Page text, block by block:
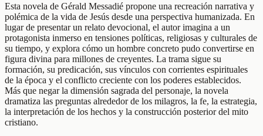
Esta novela de Gérald Messadié propone una recreación narrativa y
polémica de la vida de Jesús desde una perspectiva humanizada. En
lugar de presentar un relato devocional, el autor imagina a un
protagonista inmerso en tensiones políticas, religiosas y culturales de
su tiempo, y explora cómo un hombre concreto pudo convertirse en
figura divina para millones de creyentes. La trama sigue su
formación, su predicación, sus vínculos con corrientes espirituales
de la época y el conflicto creciente con los poderes establecidos.
Más que negar la dimensión sagrada del personaje, la novela
dramatiza las preguntas alrededor de los milagros, la fe, la estrategia,
la interpretación de los hechos y la construcción posterior del mito
cristiano.